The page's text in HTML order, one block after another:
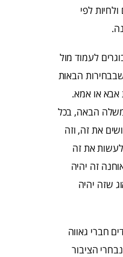
לפי
בוגרים לעמוד מול
הבאות
אבא או אמא.
הבאה, בכל
את זה, וזה
את זה
זה יהיה
שזה יהיה
חברי גאווה
הציבור